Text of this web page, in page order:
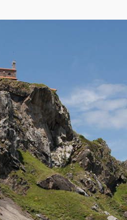
острова церквушке Сан-Хуан де